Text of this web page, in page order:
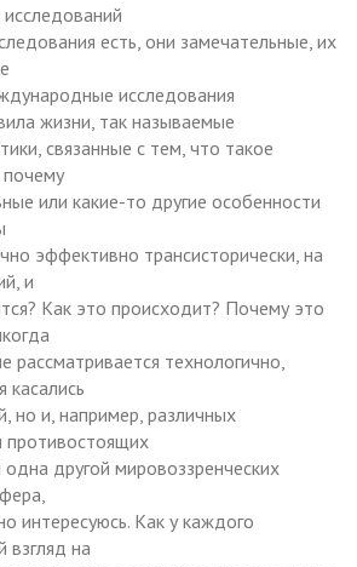
есть, они замечательные, их
исследования
жизни, так называемые
связанные с тем, что такое
почему
или какие-то другие особенности
эффективно трансисторически, на
и
Как это происходит? Почему это
рассматривается технологично,
касались
но и, например, различных
другой мировоззренческих
интересуюсь. Как у каждого
взгляд на